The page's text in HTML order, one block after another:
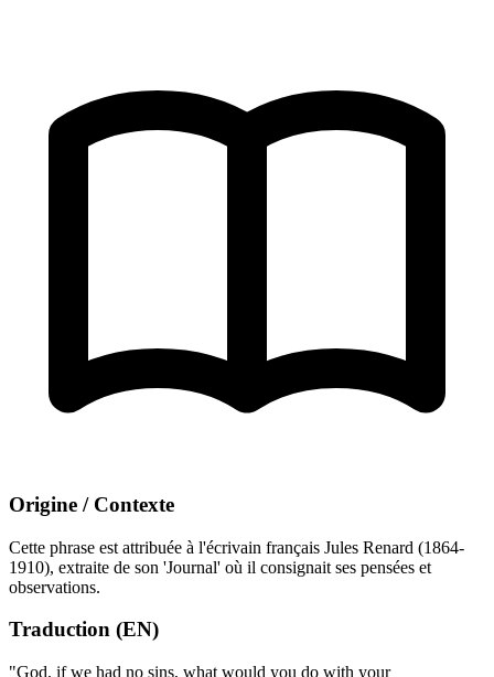
Origine / Contexte
Cette phrase est attribuée à l'écrivain français Jules Renard (1864-
1910), extraite de son 'Journal' où il consignait ses pensées et
observations.
Traduction (EN)
"God, if we had no sins, what would you do with your